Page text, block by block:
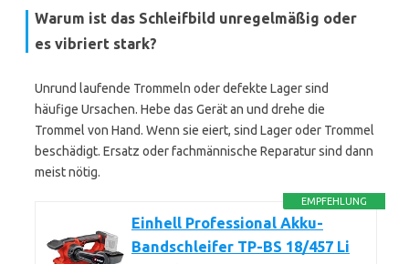
Warum ist das Schleifbild unregelmäßig oder
es vibriert stark?
Unrund laufende Trommeln oder defekte Lager sind
häufige Ursachen. Hebe das Gerät an und drehe die
Trommel von Hand. Wenn sie eiert, sind Lager oder Trommel
beschädigt. Ersatz oder fachmännische Reparatur sind dann
meist nötig.
EMPFEHLUNG
Einhell Professional Akku-
Bandschleifer TP-BS 18/457 Li